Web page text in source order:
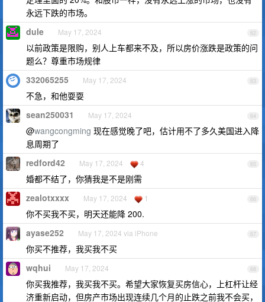
永远下跌的市场。
62
dule May 17, 2024
以前政策是限购，别人上车都来不及，所以房价涨跌是政策的问
题么？尊重市场规律
63
332065255 May 17, 2024
不急，和他耍耍
64
sean250031 May 17, 2024
@wangcongming 现在感觉晚了吧，估计用不了多久美国进入降
息周期了
65
redford42 May 17, 2024 4
婚都不结了，你猜我是不是刚需
66
zealotxxxx May 17, 2024 1
你不买我不买，明天还能降 200.
67
ayase252 May 17, 2024 via iPhone
你买不推荐，我买我不买
68
wqhui May 17, 2024
你买我推荐，我买我不买。希望大家恢复买房信心，上杠杆让经
济重新启动，但房产市场出现连续几个月的止跌之前我不会买，